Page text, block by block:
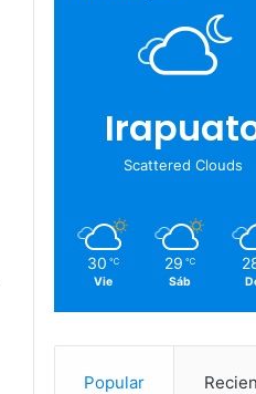
Scattered Clouds
30 ℃
Vie
29 ℃
Sáb
Popular